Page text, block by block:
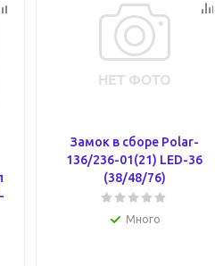
Замок в сборе Polar-
136/236-01(21) LED-36
(38/48/76)
Много